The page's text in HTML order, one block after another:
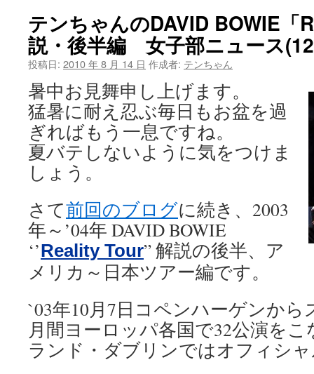
テンちゃんのDAVID BOWIE「
説・後半編 女子部ニュース
投稿日: 2010 年 8 月 14 日 作成者: テンちゃん
暑中お見舞申し上げます。
猛暑に耐え忍ぶ毎日もお盆を過
ぎればもう一息ですね。
夏バテしないように気をつけま
しょう。
さて前回のブログに続き、2003
年～’04年 DAVID BOWIE
‘’Reality Tour” 解説の後半、ア
メリカ～日本ツアー編です。
`03年10月7日コペンハーゲンから
月間ヨーロッパ各国で32公演を
ランド・ダブリンではオフィシ